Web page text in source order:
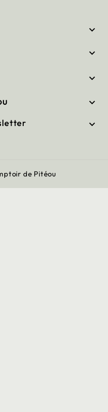





de Pitéou